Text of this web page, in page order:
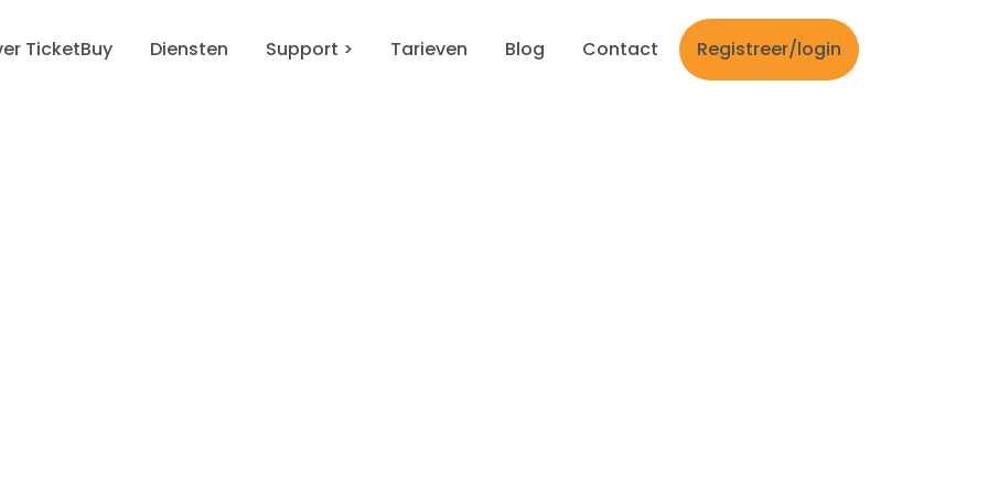
TicketBuy Diensten Support > Tarieven Blog Contact Registreer/login